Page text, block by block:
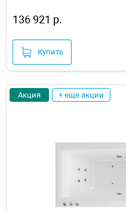
136 921 р.
Купить
Акция + еще акции